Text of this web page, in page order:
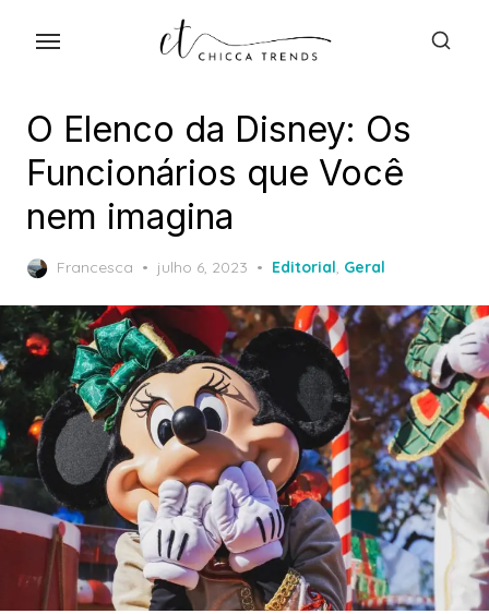
O Elenco da Disney: Os
Funcionários que Você
nem imagina
Francesca
Posted
julho 6, 2023 Editorial, Geral